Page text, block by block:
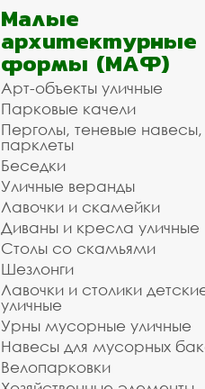
Малые
архитектурные
формы (МАФ)
Арт-объекты уличные
Парковые качели
Перголы, теневые навесы,
парклеты
Беседки
Уличные веранды
Лавочки и скамейки
Диваны и кресла уличные
Столы со скамьями
Шезлонги
Лавочки и столики
уличные
Урны мусорные уличные
Навесы для мусорных
Велопарковки